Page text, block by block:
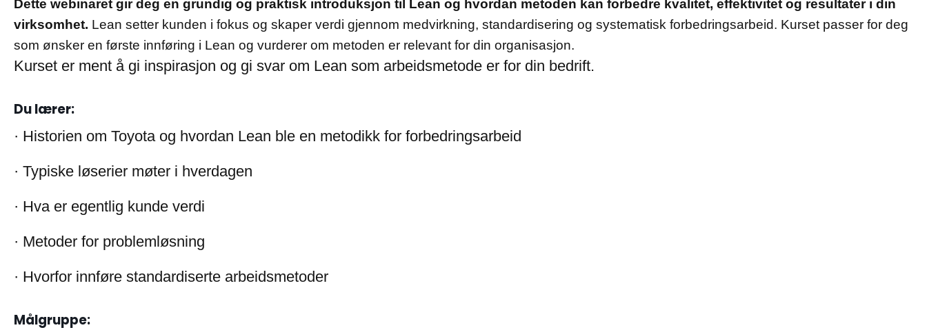
Dette webinaret gir deg en grundig og praktisk introduksjon til Lean og hvordan metoden kan forbedre kvalitet, effektivitet og resultater i din
virksomhet. Lean setter kunden i fokus og skaper verdi gjennom medvirkning, standardisering og systematisk forbedringsarbeid. Kurset passer for deg
som ønsker en første innføring i Lean og vurderer om metoden er relevant for din organisasjon.
Kurset er ment å gi inspirasjon og gi svar om Lean som arbeidsmetode er for din bedrift.
Du lærer:
· Historien om Toyota og hvordan Lean ble en metodikk for forbedringsarbeid
· Typiske løserier møter i hverdagen
· Hva er egentlig kunde verdi
· Metoder for problemløsning​
· Hvorfor innføre standardiserte arbeidsmetoder​
Målgruppe: